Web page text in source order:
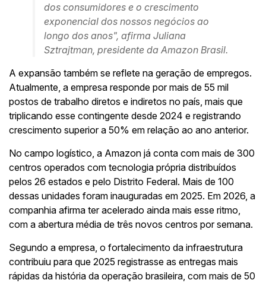
dos consumidores e o crescimento
exponencial dos nossos negócios ao
longo dos anos", afirma Juliana
Sztrajtman, presidente da Amazon Brasil.
A expansão também se reflete na geração de empregos.
Atualmente, a empresa responde por mais de 55 mil
postos de trabalho diretos e indiretos no país, mais que
triplicando esse contingente desde 2024 e registrando
crescimento superior a 50% em relação ao ano anterior.
No campo logístico, a Amazon já conta com mais de 300
centros operados com tecnologia própria distribuídos
pelos 26 estados e pelo Distrito Federal. Mais de 100
dessas unidades foram inauguradas em 2025. Em 2026, a
companhia afirma ter acelerado ainda mais esse ritmo,
com a abertura média de três novos centros por semana.
Segundo a empresa, o fortalecimento da infraestrutura
contribuiu para que 2025 registrasse as entregas mais
rápidas da história da operação brasileira, com mais de 50